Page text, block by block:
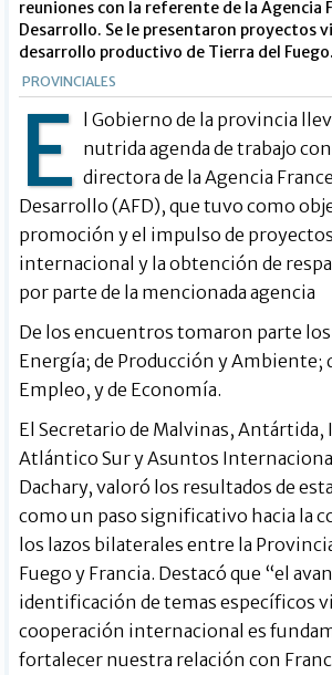
reuniones con la referente de la Agencia
Desarrollo. Se le presentaron proyectos
desarrollo productivo de Tierra del Fuego.
PROVINCIALES
E l Gobierno de la provincia
nutrida agenda de trabajo
directora de la Agencia
Desarrollo (AFD), que tuvo como
promoción y el impulso de
internacional y la obtención de
por parte de la mencionada agencia
De los encuentros tomaron parte
Energía; de Producción y Ambiente;
Empleo, y de Economía.
El Secretario de Malvinas, Antártida,
Atlántico Sur y Asuntos
Dachary, valoró los resultados de
como un paso significativo hacia la
los lazos bilaterales entre la
Fuego y Francia. Destacó que “el
identificación de temas específicos
cooperación internacional es
fortalecer nuestra relación con